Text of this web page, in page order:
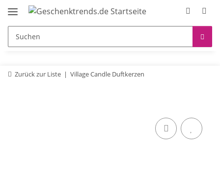
Zurück zur Liste Village Candle Duftkerzen